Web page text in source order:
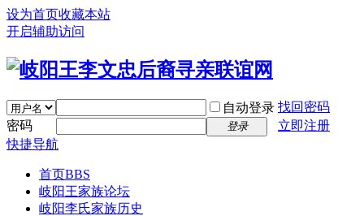
设为首页收藏本站
开启辅助访问
自动登录 找回密码
密码
登录
立即注册
快捷导航
首页BBS
岐阳王家族论坛
岐阳李氏家族历史